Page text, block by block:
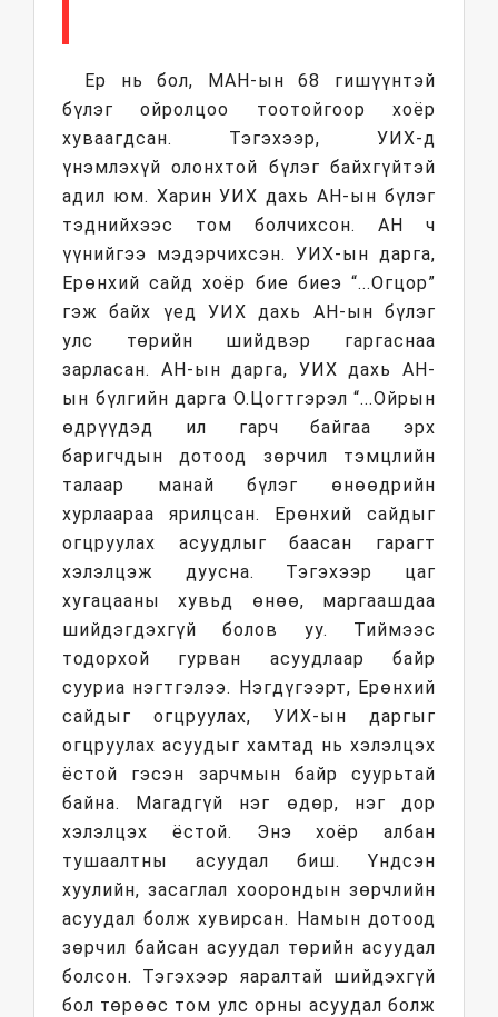
Ер нь бол, МАН-ын 68 гишүүнтэй
бүлэг ойролцоо тоотойгоор хоёр
хуваагдсан. Тэгэхээр, УИХ-д
үнэмлэхүй олонхтой бүлэг байхгүйтэй
адил юм. Харин УИХ дахь АН-ын бүлэг
тэднийхээс том болчихсон. АН ч
үүнийгээ мэдэрчихсэн. УИХ-ын дарга,
Ерөнхий сайд хоёр бие биеэ “...Огцор”
гэж байх үед УИХ дахь АН-ын бүлэг
улс төрийн шийдвэр гаргаснаа
зарласан. АН-ын дарга, УИХ дахь АН-
ын бүлгийн дарга О.Цогтгэрэл “...Ойрын
өдрүүдэд ил гарч байгаа эрх
баригчдын дотоод зөрчил тэмцлийн
талаар манай бүлэг өнөөдрийн
хурлаараа ярилцсан. Ерөнхий сайдыг
огцруулах асуудлыг баасан гарагт
хэлэлцэж дуусна. Тэгэхээр цаг
хугацааны хувьд өнөө, маргаашдаа
шийдэгдэхгүй болов уу. Тиймээс
тодорхой гурван асуудлаар байр
сууриа нэгтгэлээ. Нэгдүгээрт, Ерөнхий
сайдыг огцруулах, УИХ-ын даргыг
огцруулах асуудыг хамтад нь хэлэлцэх
ёстой гэсэн зарчмын байр суурьтай
байна. Магадгүй нэг өдөр, нэг дор
хэлэлцэх ёстой. Энэ хоёр албан
тушаалтны асуудал биш. Үндсэн
хуулийн, засаглал хоорондын зөрчлийн
асуудал болж хувирсан. Намын дотоод
зөрчил байсан асуудал төрийн асуудал
болсон. Тэгэхээр яаралтай шийдэхгүй
бол төрөөс том улс орны асуудал болж